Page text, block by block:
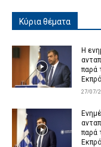
Κύρια θέματα
Η
παρά
27/07/
παρά